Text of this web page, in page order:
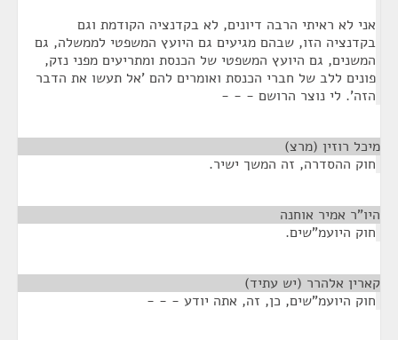
אני לא ראיתי הרבה דיונים, לא בקדנציה הקודמת וגם
בקדנציה הזו, שבהם מגיעים גם היועץ המשפטי לממשלה, גם
המשנים, גם היועץ המשפטי של הכנסת ומתריעים מפני נזק,
פונים ללב של חברי הכנסת ואומרים להם 'אל תעשו את הדבר
הזה'. לי נוצר הרושם - - -
מיכל רוזין (מרצ)
חוק ההסדרה, זה המשך ישיר.
היו"ר אמיר אוחנה
חוק היועמ"שים.
קארין אלהרר (יש עתיד)
חוק היועמ"שים, כן, זה, אתה יודע - - -